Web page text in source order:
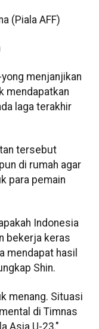
(Piala AFF)
menjanjikan
mendapatkan
laga terakhir
tersebut
di rumah agar
para pemain
Indonesia
bekerja keras
mendapat hasil
Shin.
menang. Situasi
di Timnas
Asia U-23,"